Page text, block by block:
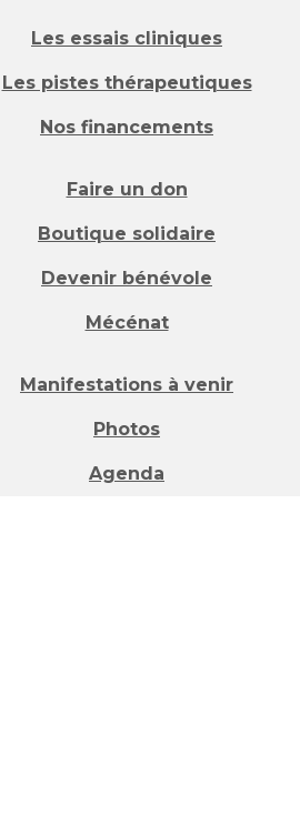
Les essais cliniques
Les pistes thérapeutiques
Nos financements
Faire un don
Boutique solidaire
Devenir bénévole
Mécénat
Manifestations à venir
Photos
Agenda